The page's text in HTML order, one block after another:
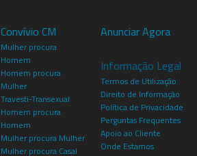
Convívio CM
Mulher procura
Homem
Homem procura
Mulher
Travesti-Transexual
Homem procura
Homem
Mulher procura Mulher
Mulher procura Casal
Anunciar Agora
Informação Legal
Termos de Utilização
Direito de Informação
Política de Privacidade
Perguntas Frequentes
Apoio ao Cliente
Onde Estamos